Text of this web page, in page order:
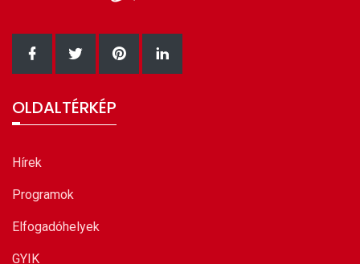
OLDALTÉRKÉP
Hírek
Programok
Elfogadóhelyek
GYIK